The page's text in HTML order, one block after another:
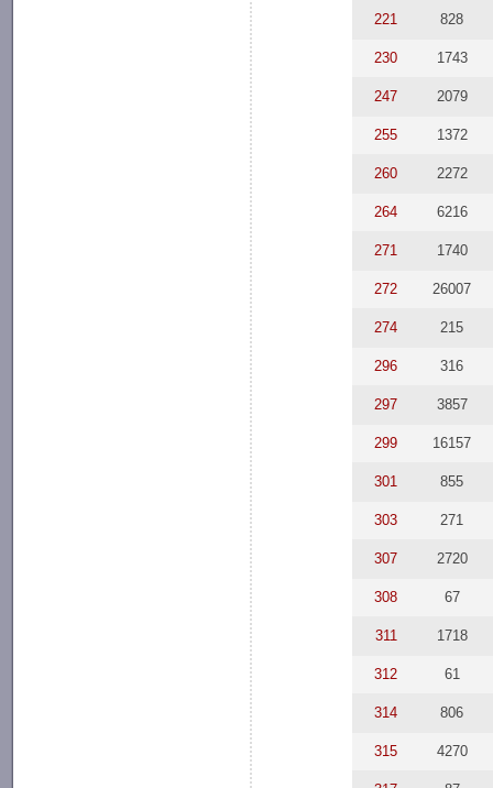
221 828
230 1743
247 2079
255 1372
260 2272
264 6216
271 1740
272 26007
274 215
296 316
297 3857
299 16157
301 855
303 271
307 2720
308 67
311 1718
312 61
314 806
315 4270